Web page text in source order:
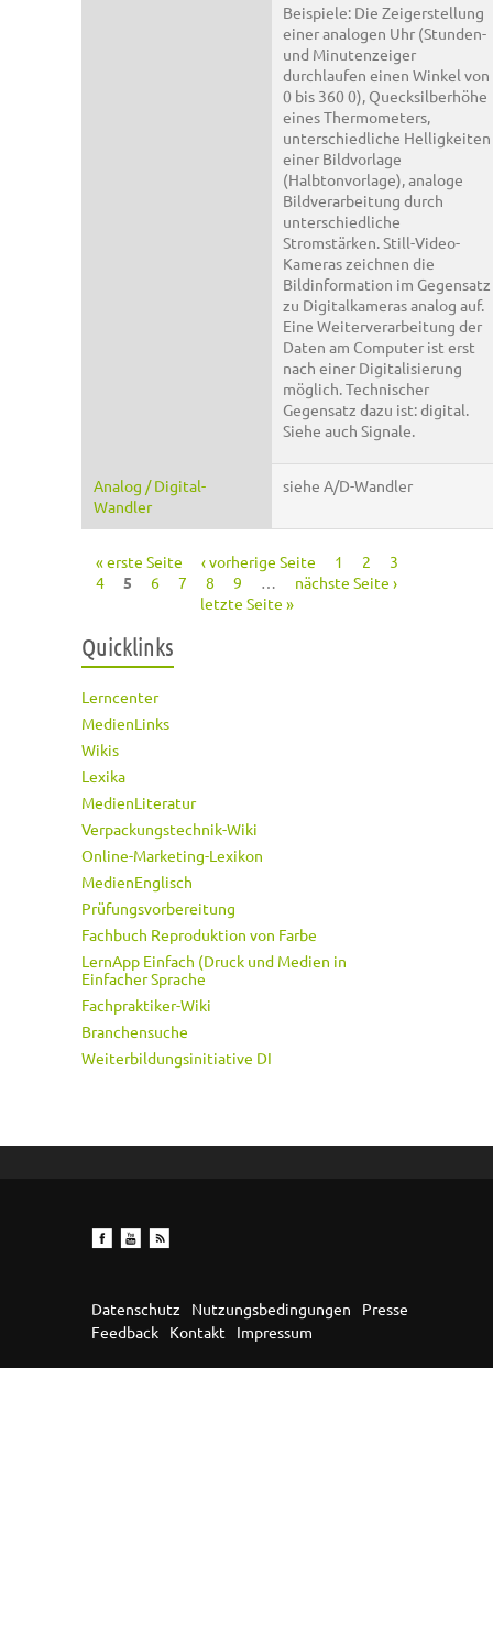
Beispiele: Die Zeigerstellung
einer analogen Uhr (Stunden-
und Minutenzeiger
durchlaufen einen Winkel von
0 bis 360 0), Quecksilberhöhe
eines Thermometers,
unterschiedliche Helligkeiten
einer Bildvorlage
(Halbtonvorlage), analoge
Bildverarbeitung durch
unterschiedliche
Stromstärken. Still-Video-
Kameras zeichnen die
Bildinformation im Gegensatz
zu Digitalkameras analog auf.
Eine Weiterverarbeitung der
Daten am Computer ist erst
nach einer Digitalisierung
möglich. Technischer
Gegensatz dazu ist: digital.
Siehe auch Signale.
Analog / Digital-
Wandler
siehe A/D-Wandler
Seiten
« erste Seite ‹ vorherige Seite 1 2
3
4
5 6 7 8 9 …
nächste Seite ›
letzte Seite »
Quicklinks
Lerncenter
MedienLinks
Wikis
Lexika
MedienLiteratur
Verpackungstechnik-Wiki
Online-Marketing-Lexikon
MedienEnglisch
Prüfungsvorbereitung
Fachbuch Reproduktion von Farbe
LernApp Einfach (Druck und Medien in
Einfacher Sprache
Fachpraktiker-Wiki
Branchensuche
Weiterbildungsinitiative DI
Datenschutz Nutzungsbedingungen
Presse
Feedback
Kontakt Impressum